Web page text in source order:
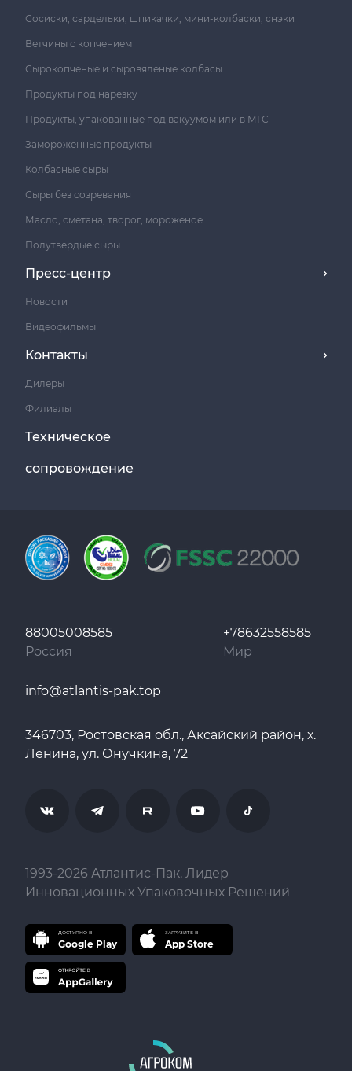
Сосиски, сардельки, шпикачки, мини-колбаски, снэки
Ветчины с копчением
Сырокопченые и сыровяленые колбасы
Продукты под нарезку
Продукты, упакованные под вакуумом или в МГС
Замороженные продукты
Колбасные сыры
Сыры без созревания
Масло, сметана, творог, мороженое
Полутвердые сыры
Пресс-центр
Новости
Видеофильмы
Контакты
Дилеры
Филиалы
Техническое
сопровождение
88005008585
Россия
info@atlantis-pak.top
+78632558585
Мир
346703, Ростовская обл., Аксайский район, х.
Ленина, ул. Онучкина, 72
1993-2026 Атлантис-Пак. Лидер
Инновационных Упаковочных Решений